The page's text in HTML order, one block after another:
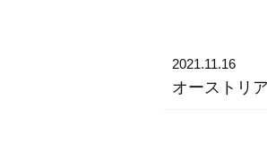
2021.11.16
オーストリ